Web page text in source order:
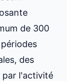
de 300
des
par l'activité